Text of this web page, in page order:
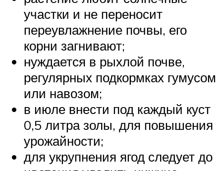
участки и не переносит
переувлажнение почвы, его
корни загнивают;
нуждается в рыхлой почве,
регулярных подкормках гумусом
или навозом;
в июле внести под каждый куст
0,5 литра золы, для повышения
урожайности;
для укрупнения ягод следует до